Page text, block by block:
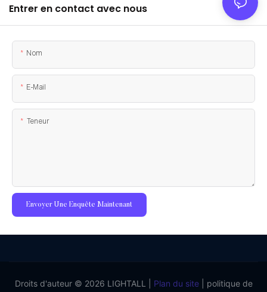
Entrer en contact avec nous
Nom
E-Mail
Teneur
Envoyer Une Enquête Maintenant
Droits d'auteur © 2026 LIGHTALL | Plan du site
politique de